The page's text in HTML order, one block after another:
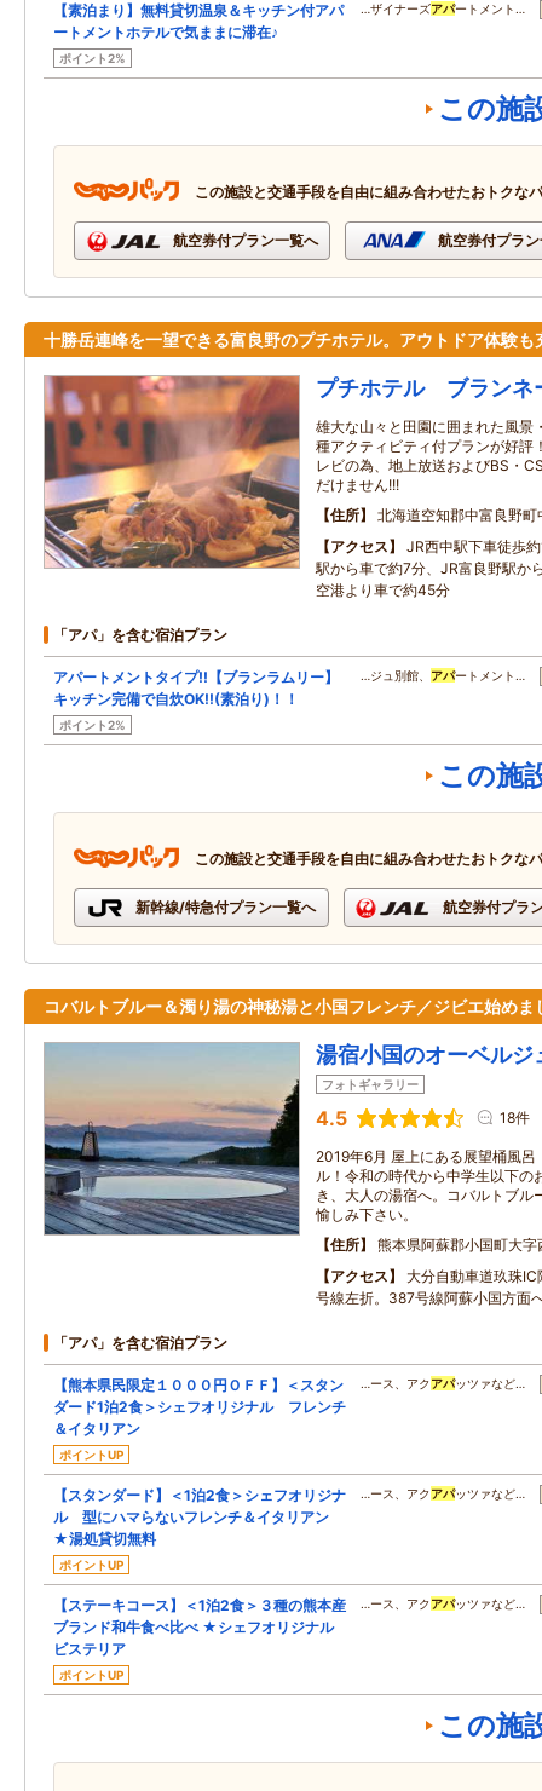
【素泊まり】無料貸切温泉＆キッチン付アパ
ートメントホテルで気ままに滞在♪
ポイント2%
…ザイナーズアパートメント…
この施
この施設と交通手段を自由に組み合わせたおトクな
航空券付プラン一覧へ 航空券付プラ
十勝岳連峰を一望できる富良野のプチホテル。アウトドア体験も
プチホテル ブランネ
雄大な山々と田園に囲まれた風景
種アクティビティ付プランが好評
レビの為、地上放送およびBS・
だけません!!!
住所
北海道空知郡中富良野
アクセス
JR西中駅下車徒歩
駅から車で約7分、JR富良野駅か
空港より車で約45分
「アパ」を含む宿泊プラン
アパートメントタイプ!!【ブランラムリー】
キッチン完備で自炊OK!!(素泊り)！！
ポイント2%
…ジュ別館、 アパートメント…
この施
この施設と交通手段を自由に組み合わせたおトクな
新幹線/特急付プラン一覧へ 航空券付プラ
コバルトブルー＆濁り湯の神秘湯と小国フレンチ／ジビエ始めま
湯宿小国のオーベルジ
フォトギャラリー
4.5 18件
2019年6月 屋上にある展望桶風
ル！令和の時代から中学生以下の
き、大人の湯宿へ。コバルトブル
愉しみ下さい。
住所
熊本県阿蘇郡小国町大
アクセス
大分自動車道玖珠
号線左折。387号線阿蘇小国方面
「アパ」を含む宿泊プラン
【熊本県民限定１０００円ＯＦＦ】＜スタン
ダード1泊2食＞シェフオリジナル フレンチ
＆イタリアン
ポイントUP
…ース、アクアパッツァなど…
【スタンダード】＜1泊2食＞シェフオリジナ
ル 型にハマらないフレンチ＆イタリアン
★湯処貸切無料
ポイントUP
…ース、アクアパッツァなど…
【ステーキコース】＜1泊2食＞３種の熊本産
ブランド和牛食べ比べ ★シェフオリジナル
ビステリア
ポイントUP
…ース、アクアパッツァなど…
この施